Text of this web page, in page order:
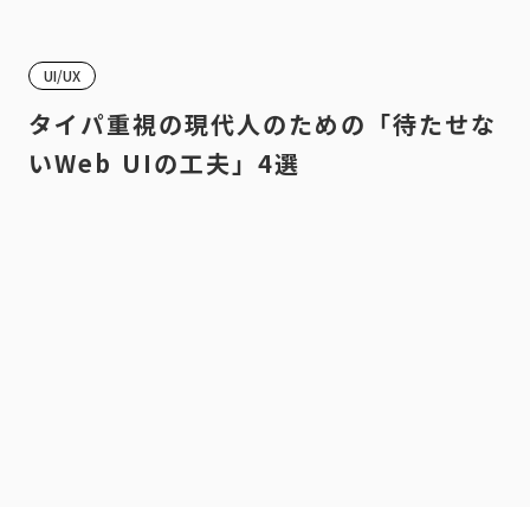
UI/UX
タイパ重視の現代人のための「待たせな
いWeb UIの工夫」4選